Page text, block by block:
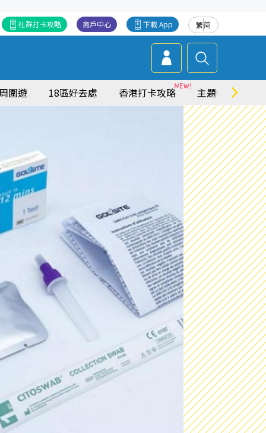
繁简
下載 App
商戶中心
社群打卡攻略
圍遊 18區好去處 香港打卡攻略 主題特集